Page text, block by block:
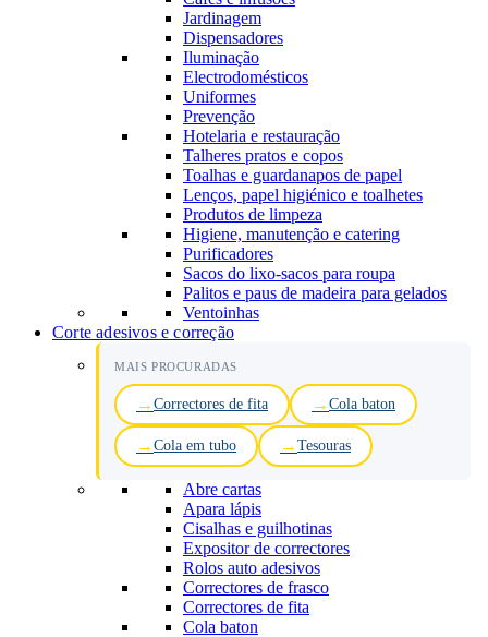
Jardinagem
Dispensadores
Iluminação
Electrodomésticos
Uniformes
Prevenção
Hotelaria e restauração
Talheres pratos e copos
Toalhas e guardanapos de papel
Lenços, papel higiénico e toalhetes
Produtos de limpeza
Higiene, manutenção e catering
Purificadores
Sacos do lixo-sacos para roupa
Palitos e paus de madeira para gelados
Ventoinhas
Corte adesivos e correção
MAIS PROCURADAS
Correctores de fita Cola baton
Cola em tubo Tesouras
Abre cartas
Apara lápis
Cisalhas e guilhotinas
Expositor de correctores
Rolos auto adesivos
Correctores de frasco
Correctores de fita
Cola baton